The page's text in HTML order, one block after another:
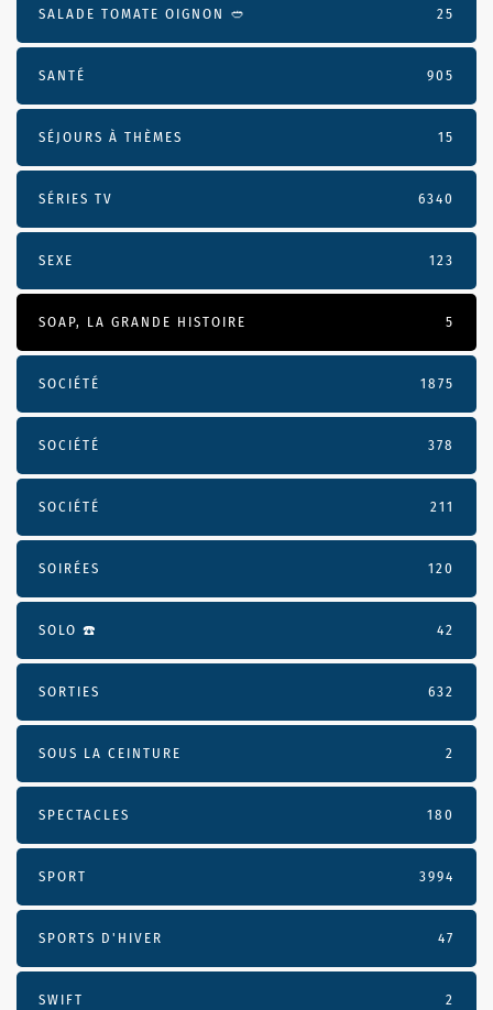
SALADE TOMATE OIGNON 🥙 25
SANTÉ 905
SÉJOURS À THÈMES 15
SÉRIES TV 6340
SEXE 123
SOAP, LA GRANDE HISTOIRE 5
SOCIÉTÉ 1875
SOCIÉTÉ 378
SOCIÉTÉ 211
SOIRÉES 120
SOLO ☎️ 42
SORTIES 632
SOUS LA CEINTURE 2
SPECTACLES 180
SPORT 3994
SPORTS D'HIVER 47
SWIFT 2